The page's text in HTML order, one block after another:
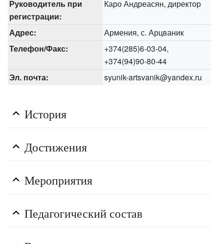
Руководитель при
регистрации:
Каро Андреасян, директор
Адрес:
Армения, с. Арцваник
Телефон/Факс:
+374(285)6-03-04,
+374(94)90-80-44
Эл. почта:
syunik-artsvanik@yandex.ru
История
Достижения
Мероприятия
Педагогический состав